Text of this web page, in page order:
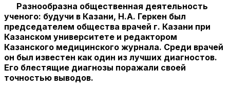
Разнообразна общественная деятельность
ученого: будучи в Казани, Н.А. Геркен был
председателем общества врачей г. Казани при
Казанском университете и редактором
Казанского медицинского журнала. Среди врачей
он был известен как один из лучших диагностов.
Его блестящие диагнозы поражали своей
точностью выводов.